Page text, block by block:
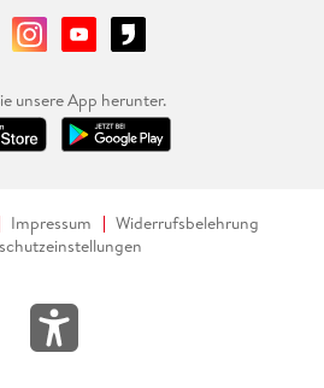
unsere App herunter.
Impressum
Widerrufsbelehrung